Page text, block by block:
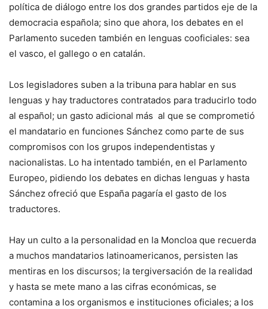
política de diálogo entre los dos grandes partidos eje de la
democracia española; sino que ahora, los debates en el
Parlamento suceden también en lenguas cooficiales: sea
el vasco, el gallego o en catalán.
Los legisladores suben a la tribuna para hablar en sus
lenguas y hay traductores contratados para traducirlo todo
al español; un gasto adicional más al que se comprometió
el mandatario en funciones Sánchez como parte de sus
compromisos con los grupos independentistas y
nacionalistas. Lo ha intentado también, en el Parlamento
Europeo, pidiendo los debates en dichas lenguas y hasta
Sánchez ofreció que España pagaría el gasto de los
traductores.
Hay un culto a la personalidad en la Moncloa que recuerda
a muchos mandatarios latinoamericanos, persisten las
mentiras en los discursos; la tergiversación de la realidad
y hasta se mete mano a las cifras económicas, se
contamina a los organismos e instituciones oficiales; a los